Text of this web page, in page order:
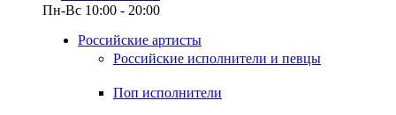
Пн-Вс 10:00 - 20:00
Российские артисты
Российские исполнители и певцы
Поп исполнители